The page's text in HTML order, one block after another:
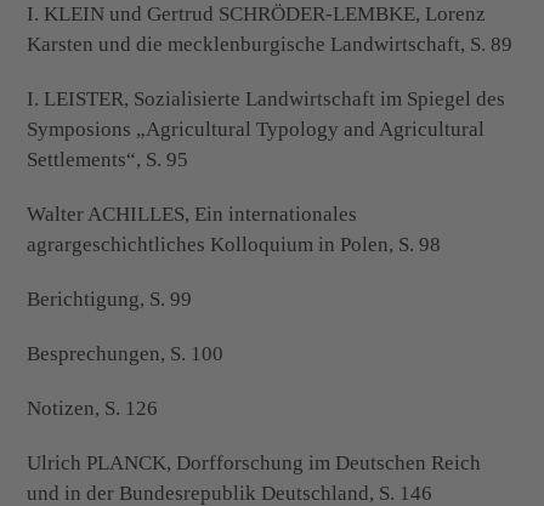
I. KLEIN und Gertrud SCHRÖDER-LEMBKE, Lorenz
Karsten und die mecklenburgische Landwirtschaft, S. 89
I. LEISTER, Sozialisierte Landwirtschaft im Spiegel des
Symposions „Agricultural Typology and Agricultural
Settlements“, S. 95
Walter ACHILLES, Ein internationales
agrargeschichtliches Kolloquium in Polen, S. 98
Berichtigung, S. 99
Besprechungen, S. 100
Notizen, S. 126
Ulrich PLANCK, Dorfforschung im Deutschen Reich
und in der Bundesrepublik Deutschland, S. 146